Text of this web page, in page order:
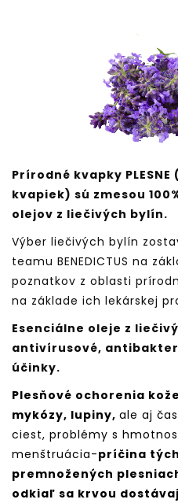
Prírodné kvapky
kvapiek) sú zmesou
olejov z liečivých bylín.
Výber liečivých bylín
teamu BENEDICTUS na
poznatkov z oblasti
na základe ich lekárskej
Esenciálne oleje z
antivírusové,
účinky.
Plesňové ochorenia
mykózy, lupiny, ale aj
ciest, problémy s
menštruácia-príčina
premnožených
odkiaľ sa krvou